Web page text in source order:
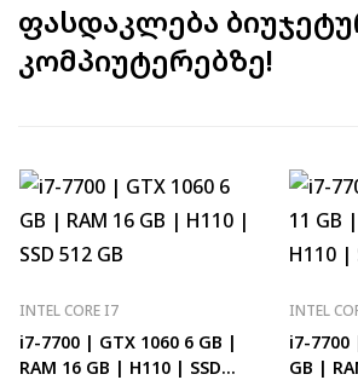
ფასდაკლება
კომპიუტერებზე!
INTEL CORE I7
i7-7700 | GTX 1060 6 GB |
RAM 16 GB | H110 | SSD
INTEL
i7-7700
GB |